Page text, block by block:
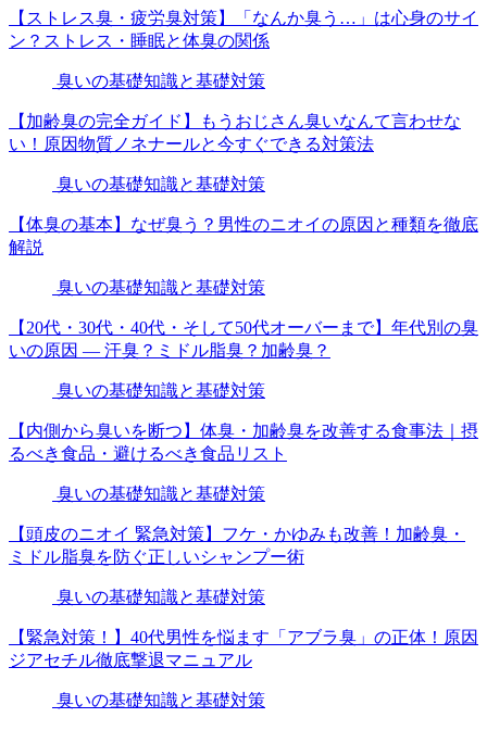
【ストレス臭・疲労臭対策】「なんか臭う…」は心身のサイ
ン？ストレス・睡眠と体臭の関係
臭いの基礎知識と基礎対策
【加齢臭の完全ガイド】もうおじさん臭いなんて言わせな
い！原因物質ノネナールと今すぐできる対策法
臭いの基礎知識と基礎対策
【体臭の基本】なぜ臭う？男性のニオイの原因と種類を徹底
解説
臭いの基礎知識と基礎対策
【20代・30代・40代・そして50代オーバーまで】年代別の臭
いの原因 — 汗臭？ミドル脂臭？加齢臭？
臭いの基礎知識と基礎対策
【内側から臭いを断つ】体臭・加齢臭を改善する食事法｜摂
るべき食品・避けるべき食品リスト
臭いの基礎知識と基礎対策
【頭皮のニオイ 緊急対策】フケ・かゆみも改善！加齢臭・
ミドル脂臭を防ぐ正しいシャンプー術
臭いの基礎知識と基礎対策
【緊急対策！】40代男性を悩ます「アブラ臭」の正体！原因
ジアセチル徹底撃退マニュアル
臭いの基礎知識と基礎対策